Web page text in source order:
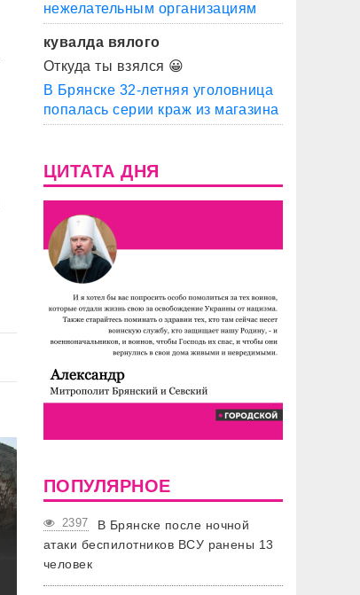
нежелательным организациям
кувалда вялого
Откуда ты взялся 😀
В Брянске 32-летняя уголовница
попалась серии краж из магазина
ЦИТАТА ДНЯ
ПОПУЛЯРНОЕ
2397
В Брянске после ночной
атаки беспилотников ВСУ ранены 13
человек